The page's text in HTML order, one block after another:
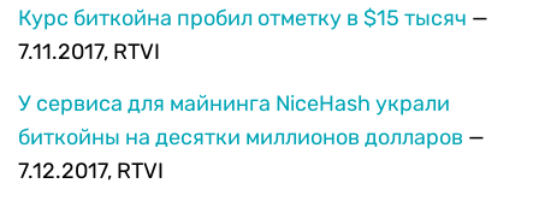
Курс биткойна пробил отметку в $15 тысяч —
7.11.2017, RTVI
У сервиса для майнинга NiceHash украли
биткойны на десятки миллионов долларов —
7.12.2017, RTVI